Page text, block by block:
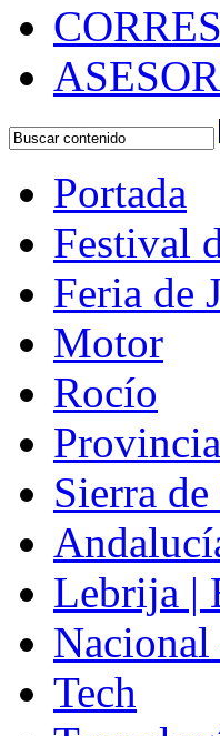
Portada
Festival
Feria de
Motor
Rocío
Provincia
Sierra
Lebrija |
Nacional
Tech